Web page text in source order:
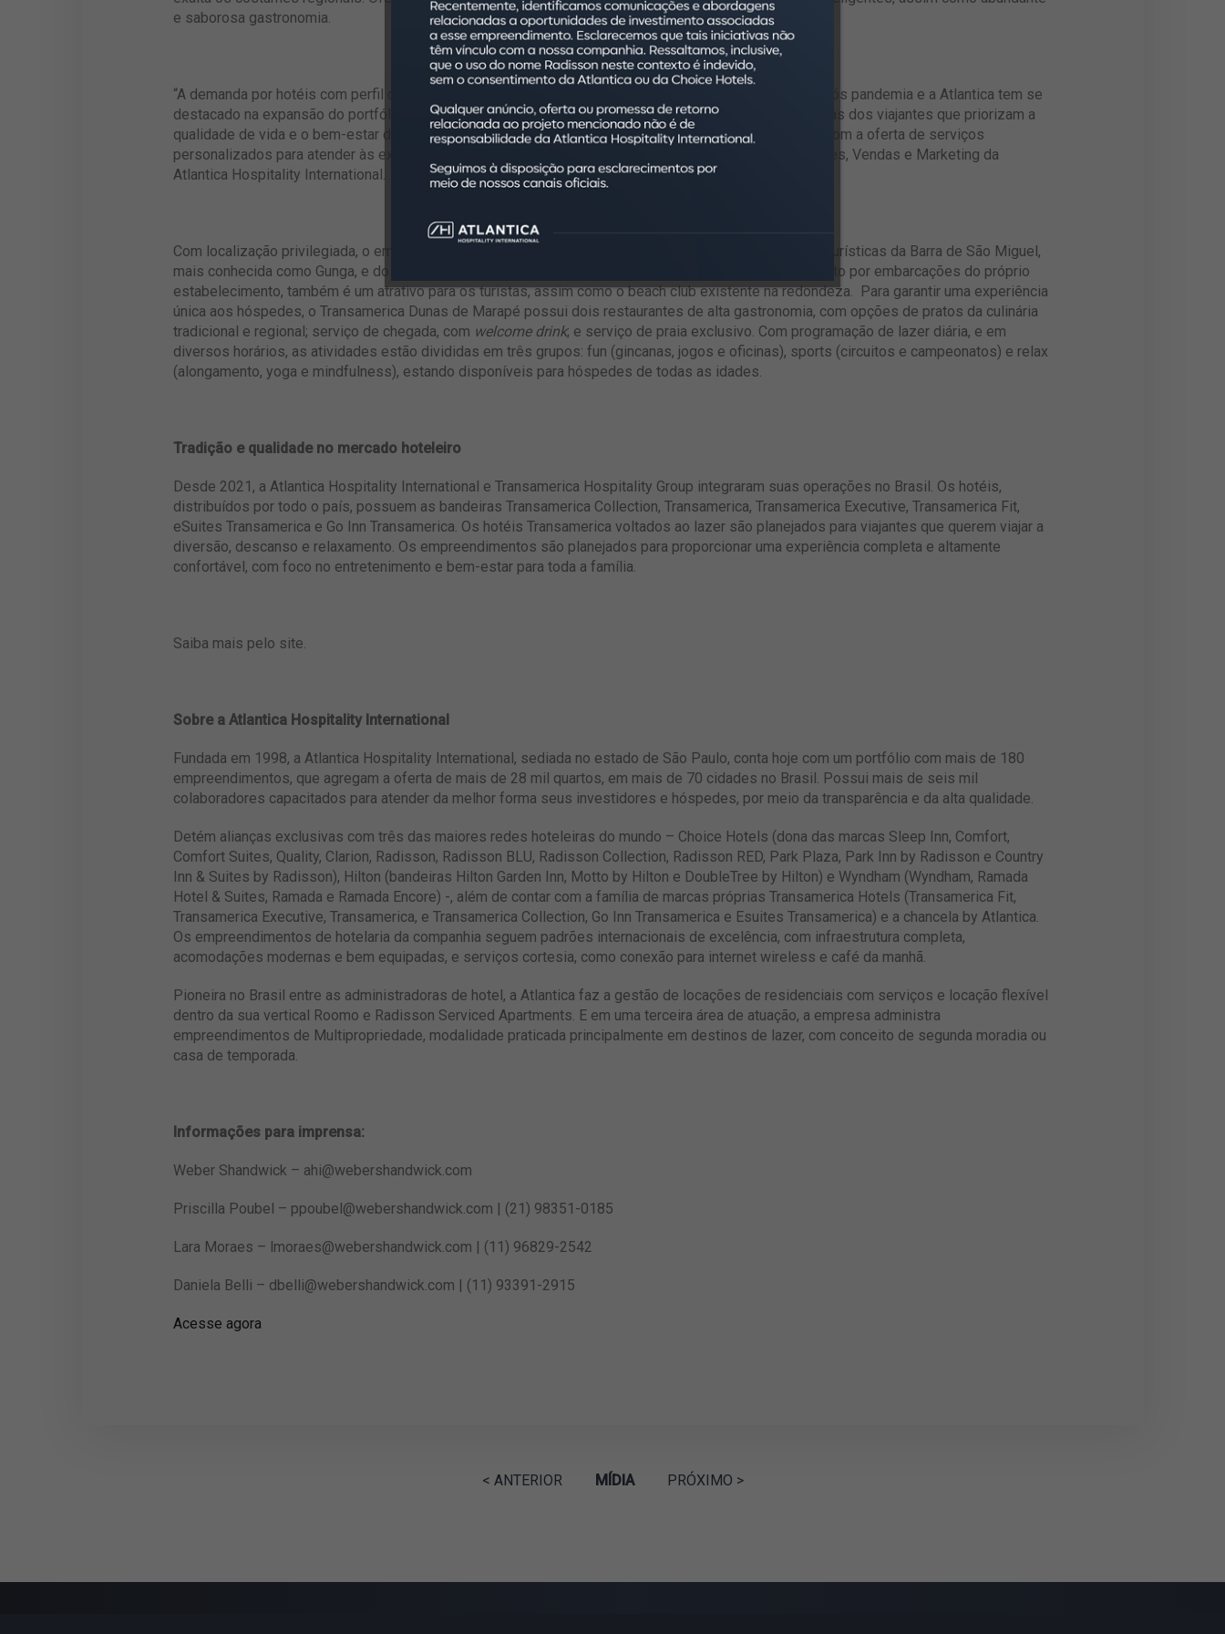
e saborosa gastronomia.
“A demanda por hotéis com perfil de lazer tem mostrado um crescimento expressivo desde o retorno pós pandemia e a Atlantica tem se
destacado na expansão do portfólio nesse segmento. Estamos prontos para atender às novas demandas dos viajantes que priorizam a
qualidade de vida e o bem-estar durante suas estadias, sempre investindo em instalações modernas, com a oferta de serviços
personalizados para atender às expectativas desse público”, explica Guilherme Martini, VP de Operações, Vendas e Marketing da
Atlantica Hospitality International.
Com localização privilegiada, o empreendimento, que conta com 90 unidades, está próximo das praias turísticas da Barra de São Miguel,
mais conhecida como Gunga, e do Francês. A faixa de água doce entre o hotel e a praia, cujo trajeto é feito por embarcações do próprio
estabelecimento, também é um atrativo para os turistas, assim como o beach club existente na redondeza. Para garantir uma experiência
única aos hóspedes, o Transamerica Dunas de Marapé possui dois restaurantes de alta gastronomia, com opções de pratos da culinária
tradicional e regional; serviço de chegada, com welcome drink; e serviço de praia exclusivo. Com programação de lazer diária, e em
diversos horários, as atividades estão divididas em três grupos: fun (gincanas, jogos e oficinas), sports (circuitos e campeonatos) e relax
(alongamento, yoga e mindfulness), estando disponíveis para hóspedes de todas as idades.
Tradição e qualidade no mercado hoteleiro
Desde 2021, a Atlantica Hospitality International e Transamerica Hospitality Group integraram suas operações no Brasil. Os hotéis,
distribuídos por todo o país, possuem as bandeiras Transamerica Collection, Transamerica, Transamerica Executive, Transamerica Fit,
eSuites Transamerica e Go Inn Transamerica. Os hotéis Transamerica voltados ao lazer são planejados para viajantes que querem viajar a
diversão, descanso e relaxamento. Os empreendimentos são planejados para proporcionar uma experiência completa e altamente
confortável, com foco no entretenimento e bem-estar para toda a família.
Saiba mais pelo site.
Sobre a Atlantica Hospitality International
Fundada em 1998, a Atlantica Hospitality International, sediada no estado de São Paulo, conta hoje com um portfólio com mais de 180
empreendimentos, que agregam a oferta de mais de 28 mil quartos, em mais de 70 cidades no Brasil. Possui mais de seis mil
colaboradores capacitados para atender da melhor forma seus investidores e hóspedes, por meio da transparência e da alta qualidade.
Detém alianças exclusivas com três das maiores redes hoteleiras do mundo – Choice Hotels (dona das marcas Sleep Inn, Comfort,
Comfort Suites, Quality, Clarion, Radisson, Radisson BLU, Radisson Collection, Radisson RED, Park Plaza, Park Inn by Radisson e Country
Inn & Suites by Radisson), Hilton (bandeiras Hilton Garden Inn, Motto by Hilton e DoubleTree by Hilton) e Wyndham (Wyndham, Ramada
Hotel & Suites, Ramada e Ramada Encore) -, além de contar com a família de marcas próprias Transamerica Hotels (Transamerica Fit,
Transamerica Executive, Transamerica, e Transamerica Collection, Go Inn Transamerica e Esuites Transamerica) e a chancela by Atlantica.
Os empreendimentos de hotelaria da companhia seguem padrões internacionais de excelência, com infraestrutura completa,
acomodações modernas e bem equipadas, e serviços cortesia, como conexão para internet wireless e café da manhã.
Pioneira no Brasil entre as administradoras de hotel, a Atlantica faz a gestão de locações de residenciais com serviços e locação flexível
dentro da sua vertical Roomo e Radisson Serviced Apartments. E em uma terceira área de atuação, a empresa administra
empreendimentos de Multipropriedade, modalidade praticada principalmente em destinos de lazer, com conceito de segunda moradia ou
casa de temporada.
Informações para imprensa:
Weber Shandwick – ahi@webershandwick.com
Priscilla Poubel – ppoubel@webershandwick.com | (21) 98351-0185
Lara Moraes – lmoraes@webershandwick.com | (11) 96829-2542
Daniela Belli – dbelli@webershandwick.com | (11) 93391-2915
Acesse agora
< ANTERIOR MÍDIA PRÓXIMO >